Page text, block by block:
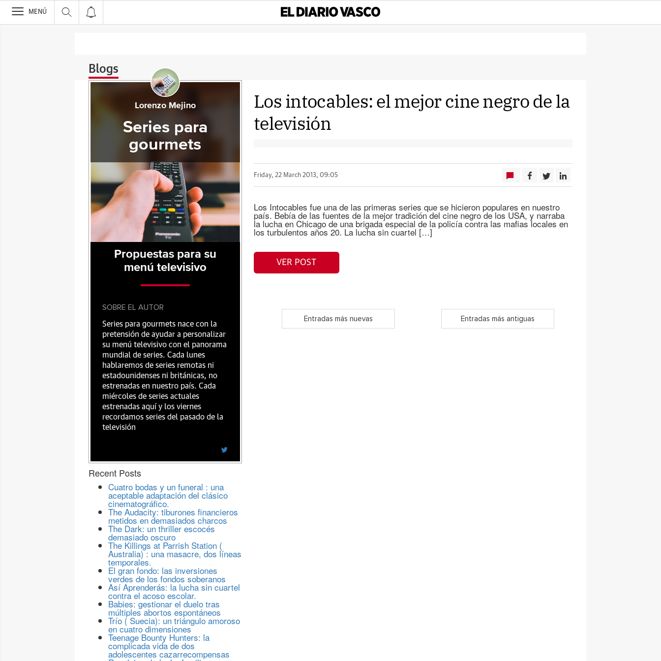
>
MENÚ
Blogs
Los intocables: el mejor cine negro de la
televisión
Friday, 22 March 2013, 09:05
Los Intocables fue una de las primeras series que se hicieron populares en nuestro
país. Bebía de las fuentes de la mejor tradición del cine negro de los USA, y narraba
la lucha en Chicago de una brigada especial de la policía contra las mafias locales en
los turbulentos años 20. La lucha sin cuartel […]
VER POST
Entradas más nuevas Entradas más antiguas
Lorenzo Mejino
Series para
gourmets
Propuestas para su
menú televisivo
SOBRE EL AUTOR
Series para gourmets nace con la
pretensión de ayudar a personalizar
su menú televisivo con el panorama
mundial de series. Cada lunes
hablaremos de series remotas ni
estadounidenses ni británicas, no
estrenadas en nuestro país. Cada
miércoles de series actuales
estrenadas aquí y los viernes
recordamos series del pasado de la
televisión
Recent Posts
Cuatro bodas y un funeral : una
aceptable adaptación del clásico
cinematográfico.
The Audacity: tiburones financieros
metidos en demasiados charcos
The Dark: un thriller escocés
demasiado oscuro
The Killings at Parrish Station (
Australia) : una masacre, dos líneas
temporales.
El gran fondo: las inversiones
verdes de los fondos soberanos
Así Aprenderás: la lucha sin cuartel
contra el acoso escolar.
Babies: gestionar el duelo tras
múltiples abortos espontáneos
Trío ( Suecia): un triángulo amoroso
en cuatro dimensiones
Teenage Bounty Hunters: la
complicada vida de dos
adolescentes cazarrecompensas